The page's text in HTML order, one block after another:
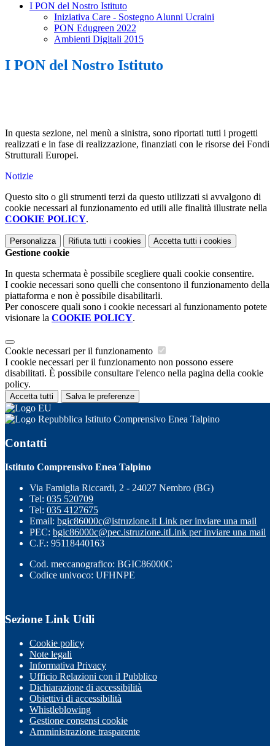
I PON del Nostro Istituto
Iniziativa Care - Sostegno Alunni Ucraini
PON Edugreen 2022
Ambienti Digitali 2015
I PON del Nostro Istituto
In questa sezione, nel menù a sinistra, sono riportati tutti i progetti
realizzati e in fase di realizzazione, finanziati con le risorse dei Fondi
Strutturali Europei.
Notizie
Questo sito o gli strumenti terzi da questo utilizzati si avvalgono di
cookie necessari al funzionamento ed utili alle finalità illustrate nella
COOKIE POLICY.
Personalizza Rifiuta tutti i cookies Accetta tutti i cookies
Gestione cookie
In questa schermata è possibile scegliere quali cookie consentire.
I cookie necessari sono quelli che consentono il funzionamento della
piattaforma e non è possibile disabilitarli.
Per conoscere quali sono i cookie necessari al funzionamento potete
visionare la COOKIE POLICY.
Cookie necessari per il funzionamento
I cookie necessari per il funzionamento non possono essere
disabilitati. È possibile consultare l'elenco nella pagina della cookie
policy.
Accetta tutti Salva le preferenze
Istituto Comprensivo Enea Talpino
Contatti
Istituto Comprensivo Enea Talpino
Via Famiglia Riccardi, 2 - 24027 Nembro (BG)
Tel: 035 520709
Tel: 035 4127675
Email: bgic86000c@istruzione.it Link per inviare una mail
PEC: bgic86000c@pec.istruzione.itLink per inviare una mail
C.F.: 95118440163
Cod. meccanografico: BGIC86000C
Codice univoco: UFHNPE
Sezione Link Utili
Cookie policy
Note legali
Informativa Privacy
Ufficio Relazioni con il Pubblico
Dichiarazione di accessibilità
Obiettivi di accessibilità
Whistleblowing
Gestione consensi cookie
Amministrazione trasparente